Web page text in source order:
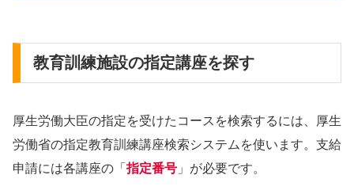
教育訓練施設の指定講座を探す
厚生労働大臣の指定を受けたコースを検索するには、厚生
労働省の指定教育訓練講座検索システムを使います。支給
申請には各講座の「指定番号 」が必要です。